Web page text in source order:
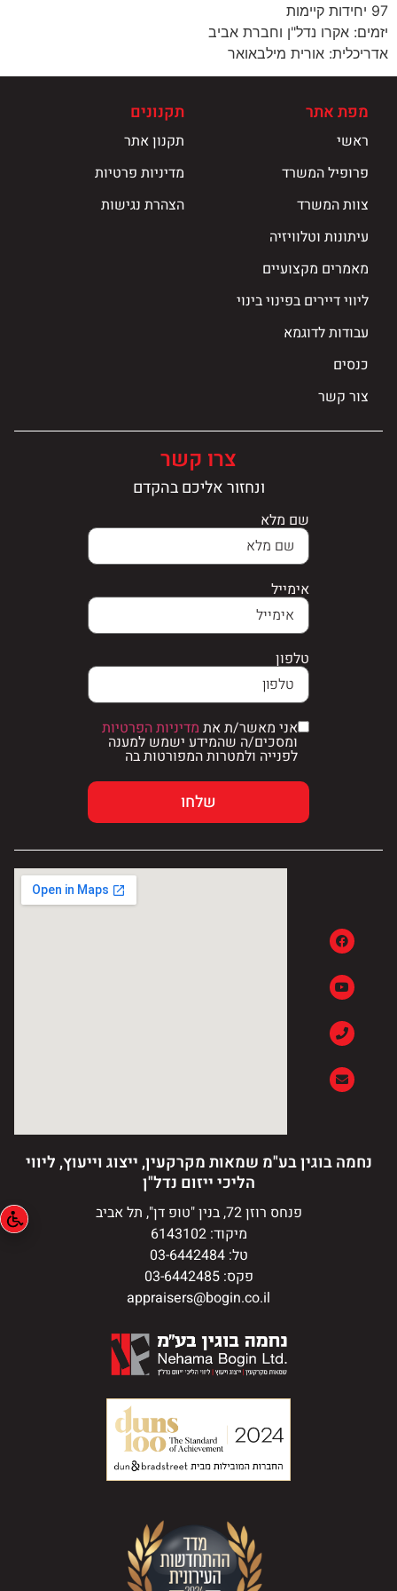
97 יחידות קיימות
יזמים: אקרו נדל"ן וחברת אביב
אדריכלית: אורית מילבאואר
מפת אתר
ראשי
פרופיל המשרד
צוות המשרד
עיתונות וטלוויזיה
מאמרים מקצועיים
ליווי דיירים בפינוי בינוי
עבודות לדוגמא
כנסים
צור קשר
תקנונים
תקנון אתר
מדיניות פרטיות
הצהרת נגישות
צרו קשר
ונחזור אליכם בהקדם
שם מלא
אימייל
טלפון
אני מאשר/ת את מדיניות הפרטיות
ומסכים/ה שהמידע ישמש למענה
לפנייה ולמטרות המפורטות בה
נחמה בוגין בע"מ שמאות מקרקעין, ייצוג וייעוץ, ליווי
הליכי ייזום נדל"ן
פנחס רוזן 72, בנין "טופ דן", תל אביב
מיקוד: 6143102
טל: 03-6442484
פקס: 03-6442485
appraisers@bogin.co.il